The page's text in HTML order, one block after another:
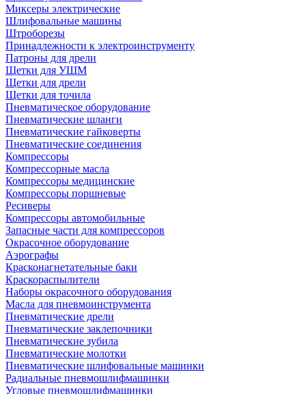
Миксеры электрические
Шлифовальные машины
Штроборезы
Принадлежности к электроинструменту
Патроны для дрели
Щетки для УШМ
Щетки для дрели
Щетки для точила
Пневматическое оборудование
Пневматические шланги
Пневматические гайковерты
Пневматические соединения
Компрессоры
Компрессорные масла
Компрессоры медицинские
Компрессоры поршневые
Ресиверы
Компрессоры автомобильные
Запасные части для компрессоров
Окрасочное оборудование
Аэрографы
Красконагнетательные баки
Краскораспылители
Наборы окрасочного оборудования
Масла для пневмоинструмента
Пневматические дрели
Пневматические заклепочники
Пневматические зубила
Пневматические молотки
Пневматические шлифовальные машинки
Радиальные пневмошлифмашинки
Угловые пневмошлифмашинки